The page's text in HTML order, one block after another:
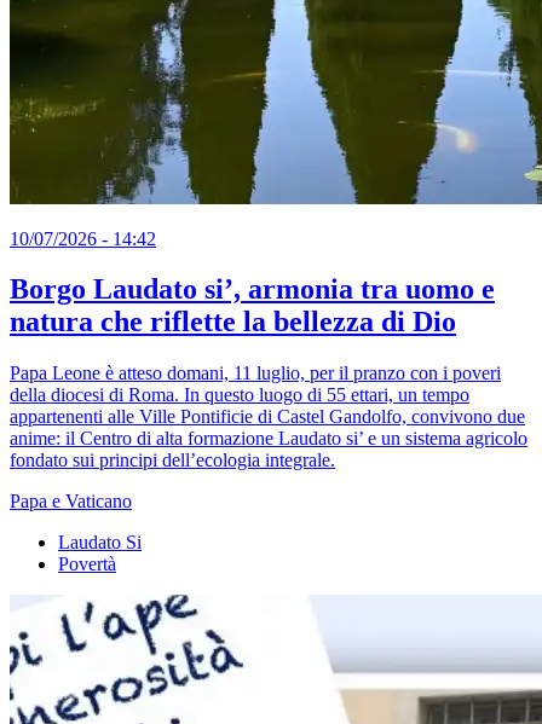
10/07/2026 - 14:42
Borgo Laudato si’, armonia tra uomo e
natura che riflette la bellezza di Dio
Papa Leone è atteso domani, 11 luglio, per il pranzo con i poveri
della diocesi di Roma. In questo luogo di 55 ettari, un tempo
appartenenti alle Ville Pontificie di Castel Gandolfo, convivono due
anime: il Centro di alta formazione Laudato si’ e un sistema agricolo
fondato sui principi dell’ecologia integrale.
Papa e Vaticano
Laudato Si
Povertà